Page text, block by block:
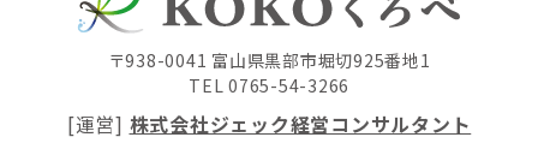
〒938-0041 富山県黒部市堀切925番地1
TEL 0765-54-3266
[運営] 株式会社ジェック経営コンサルタント